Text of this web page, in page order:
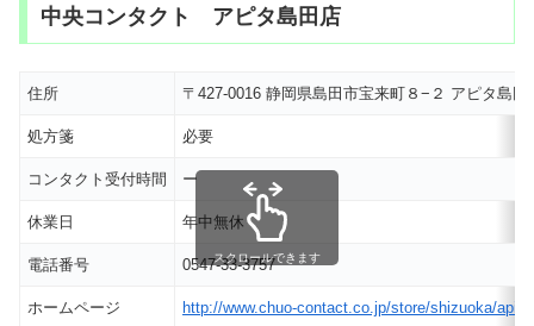
中央コンタクト アピタ島田店
住所 〒427-0016 静岡県島田市宝来町８−２ アピタ島
処方箋 必要
コンタクト受付時間 ー
休業日 年中無休
電話番号 0547-33-3757
ホームページ http://www.chuo-contact.co.jp/store/shizuoka/
スクロールできます